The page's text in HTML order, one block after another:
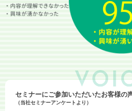
セミナーにご参加いただいたお客様の
（当社セミナーアンケートより）